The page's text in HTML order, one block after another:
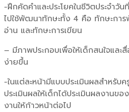
-ฝึกคัดคำและประโยคในชีวิตประจำวั
ไปใช้พัฒนาทักษะทั้ง 4 คือ ทักษะกา
อ่าน และทักษะการเขียน
– มีภาพประกอบเพื่อให้เด็กสนใจและสื่
ง่ายขึ้น
-ในแต่ละหน้ามีแบบประเมินผลสำหรับ
ประเมินผลให้เด็กได้ประเมินผลงานข
งานให้ก้าวหน้าต่อไป